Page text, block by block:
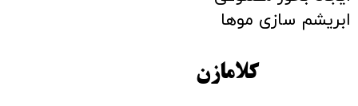
ابریشم سازی موها
کلامازن